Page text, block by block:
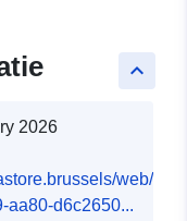
keyboard_arrow_up
2026
web/
aa80-d6c2650...